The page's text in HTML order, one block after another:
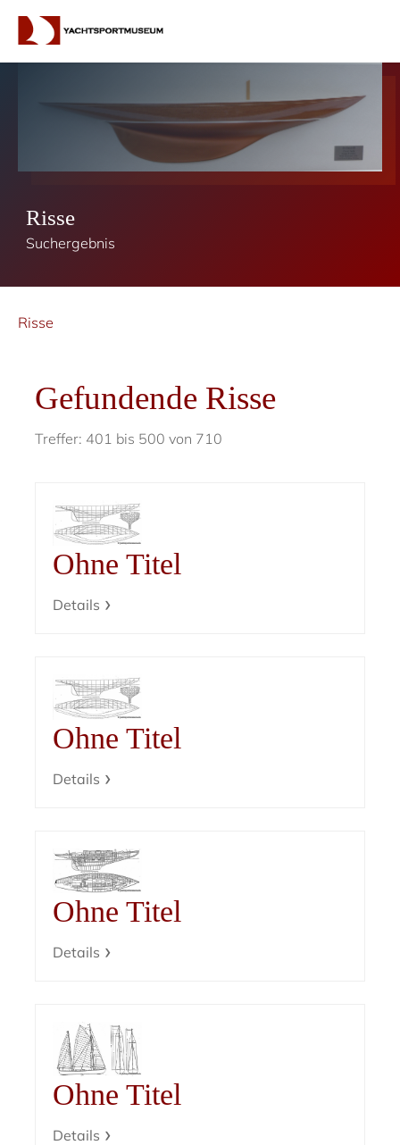
Risse
Suchergebnis
Risse
Gefundende Risse
Treffer: 401 bis 500 von 710
Ohne Titel
Details
Ohne Titel
Details
Ohne Titel
Details
Ohne Titel
Details